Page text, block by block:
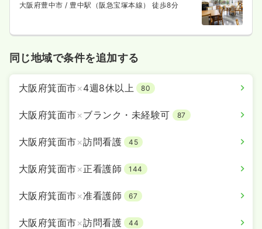
大阪府豊中市/ 豊中駅（阪急宝塚本線） 徒歩8分
同じ地域で条件を追加する
大阪府箕面市×4週8休以上 80
大阪府箕面市×ブランク・未経験可 87
大阪府箕面市×訪問看護 45
大阪府箕面市×正看護師 144
大阪府箕面市×准看護師 67
大阪府箕面市×訪問看護 44